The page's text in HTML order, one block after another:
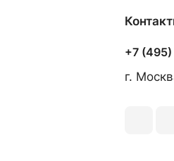
+7
г.